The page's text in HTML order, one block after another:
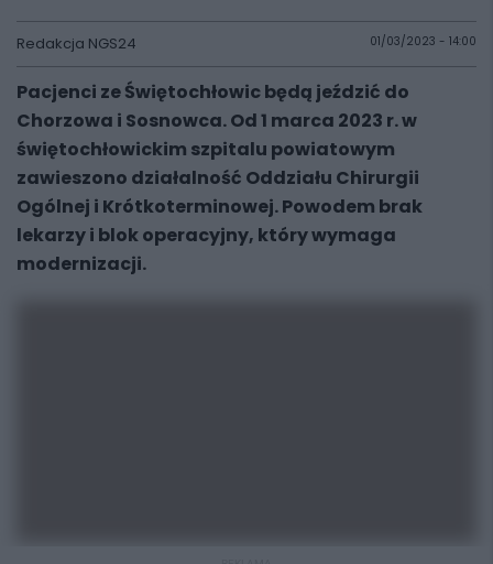
Redakcja NGS24 01/03/2023 - 14:00
Pacjenci ze Świętochłowic będą jeździć do
Chorzowa i Sosnowca. Od 1 marca 2023 r. w
świętochłowickim szpitalu powiatowym
zawieszono działalność Oddziału Chirurgii
Ogólnej i Krótkoterminowej. Powodem brak
lekarzy i blok operacyjny, który wymaga
modernizacji.